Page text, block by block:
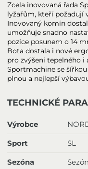
Zcela inovovaná řada
lyžařům, kteří požadují
Inovovaný komín
umožňuje snadno
pozice posunem o 14
Bota dostala i nové
pro zvýšení tepelného i
Sportmachine se
plnou a nejlepší
TECHNICKÉ
Výrobce
Sport SL
Sezóna